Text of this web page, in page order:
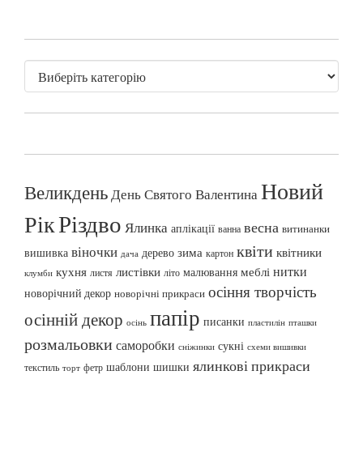
ВеликденьДень Святого ВалентинаНовий
РікРіздво Ялинка аплікації ванна весна витинанки
вишивка віночки дача дерево зима картон квіти квітники
клумби кухня листя листівки літо малювання меблі нитки
новорічний декор новорічні прикраси осіння творчість
осінній декор осінь папір писанки пластилін пташки
розмальовки саморобки сніжинки сукні схеми вишивки
текстиль торт фетр шаблони шишки ялинкові прикраси